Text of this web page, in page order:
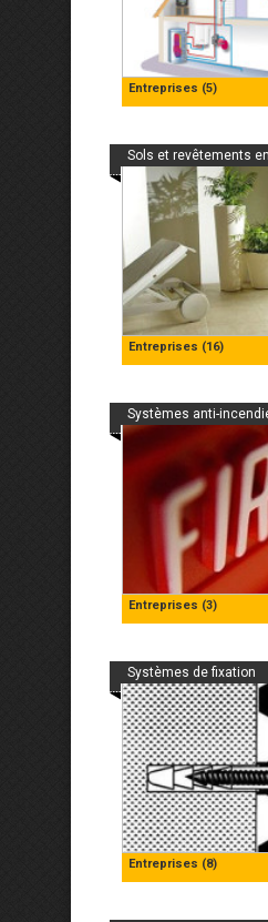
Entreprises (5)
Entreprises (16)
Sols et revêtements
Entreprises (3)
Systèmes anti-
Entreprises (8)
Systèmes de fixation